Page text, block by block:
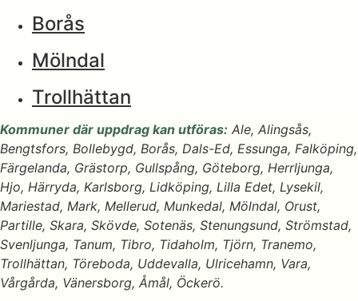
Borås
Mölndal
Trollhättan
Kommuner där uppdrag kan utföras: Ale, Alingsås,
Bengtsfors, Bollebygd, Borås, Dals-Ed, Essunga, Falköping,
Färgelanda, Grästorp, Gullspång, Göteborg, Herrljunga,
Hjo, Härryda, Karlsborg, Lidköping, Lilla Edet, Lysekil,
Mariestad, Mark, Mellerud, Munkedal, Mölndal, Orust,
Partille, Skara, Skövde, Sotenäs, Stenungsund, Strömstad,
Svenljunga, Tanum, Tibro, Tidaholm, Tjörn, Tranemo,
Trollhättan, Töreboda, Uddevalla, Ulricehamn, Vara,
Vårgårda, Vänersborg, Åmål, Öckerö.